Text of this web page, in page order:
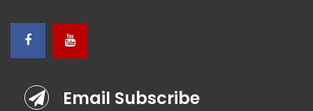
Email Subscribe